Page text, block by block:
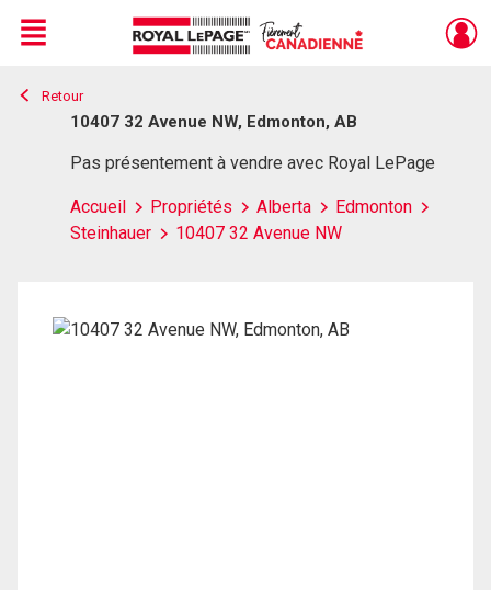
Live
En Direct
Menu
Retour
10407 32 Avenue NW, Edmonton, AB
Pas présentement à vendre avec Royal LePage
Accueil Propriétés Alberta
Edmonton
Steinhauer
10407 32 Avenue NW